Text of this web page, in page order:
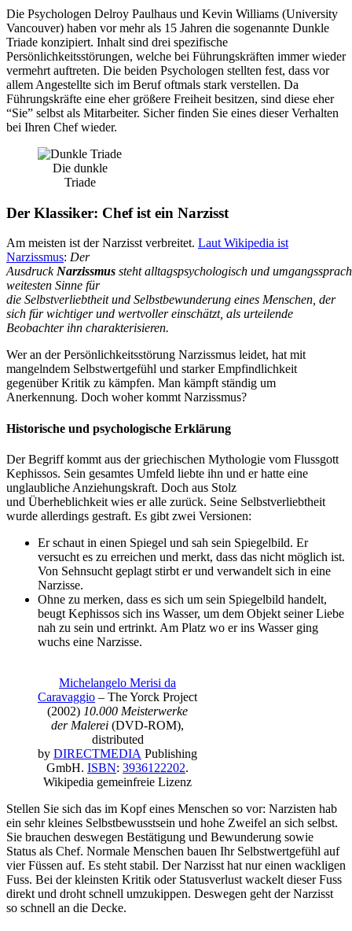
Die Psychologen Delroy Paulhaus und Kevin Williams (University
Vancouver) haben vor mehr als 15 Jahren die sogenannte Dunkle
Triade konzipiert. Inhalt sind drei spezifische
Persönlichkeitsstörungen, welche bei Führungskräften immer wieder
vermehrt auftreten. Die beiden Psychologen stellten fest, dass vor
allem Angestellte sich im Beruf oftmals stark verstellen. Da
Führungskräfte eine eher größere Freiheit besitzen, sind diese eher
“Sie” selbst als Mitarbeiter. Sicher finden Sie eines dieser Verhalten
bei Ihren Chef wieder.
Die dunkle
Triade
Der Klassiker: Chef ist ein Narzisst
Am meisten ist der Narzisst verbreitet. Laut Wikipedia ist
Narzissmus: Der
Ausdruck Narzissmus steht alltagspsychologisch und
weitesten Sinne für
die Selbstverliebtheit und Selbstbewunderung eines Menschen, der
sich für wichtiger und wertvoller einschätzt, als urteilende
Beobachter ihn charakterisieren.
Wer an der Persönlichkeitsstörung Narzissmus leidet, hat mit
mangelndem Selbstwertgefühl und starker Empfindlichkeit
gegenüber Kritik zu kämpfen. Man kämpft ständig um
Anerkennung. Doch woher kommt Narzissmus?
Historische und psychologische Erklärung
Der Begriff kommt aus der griechischen Mythologie vom Flussgott
Kephissos. Sein gesamtes Umfeld liebte ihn und er hatte eine
unglaubliche Anziehungskraft. Doch aus Stolz
und Überheblichkeit wies er alle zurück. Seine Selbstverliebtheit
wurde allerdings gestraft. Es gibt zwei Versionen:
Er schaut in einen Spiegel und sah sein Spiegelbild. Er
versucht es zu erreichen und merkt, dass das nicht möglich ist.
Von Sehnsucht geplagt stirbt er und verwandelt sich in eine
Narzisse.
Ohne zu merken, dass es sich um sein Spiegelbild handelt,
beugt Kephissos sich ins Wasser, um dem Objekt seiner Liebe
nah zu sein und ertrinkt. Am Platz wo er ins Wasser ging
wuchs eine Narzisse.
Michelangelo Merisi da
Caravaggio – The Yorck Project
(2002) 10.000 Meisterwerke
der Malerei (DVD-ROM),
distributed
by DIRECTMEDIA Publishing
GmbH. ISBN: 3936122202.
Wikipedia gemeinfreie Lizenz
Stellen Sie sich das im Kopf eines Menschen so vor: Narzisten hab
ein sehr kleines Selbstbewusstsein und hohe Zweifel an sich selbst.
Sie brauchen deswegen Bestätigung und Bewunderung sowie
Status als Chef. Normale Menschen bauen Ihr Selbstwertgefühl auf
vier Füssen auf. Es steht stabil. Der Narzisst hat nur einen wackligen
Fuss. Bei der kleinsten Kritik oder Statusverlust wackelt dieser Fuss
direkt und droht schnell umzukippen. Deswegen geht der Narzisst
so schnell an die Decke.